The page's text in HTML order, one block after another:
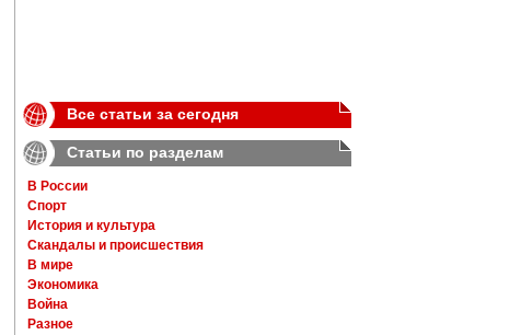
Все статьи за сегодня
Статьи по разделам
В России
Спорт
История и культура
Скандалы и происшествия
В мире
Экономика
Война
Разное